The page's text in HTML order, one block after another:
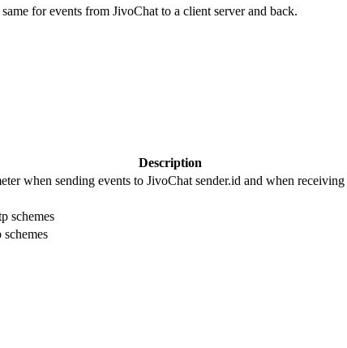
for events from JivoChat to a client server and back.
Description
when sending events to JivoChat sender.id and when
schemes